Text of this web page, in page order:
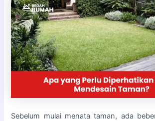
Sebelum mulai menata taman, ada